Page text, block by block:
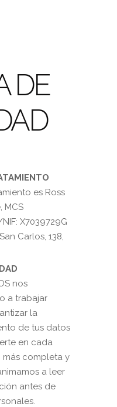
DE
es Ross
MCS
X7039729G
Carlos, 138,
nos
a trabajar
la
de tus datos
en cada
completa y
a leer
antes de